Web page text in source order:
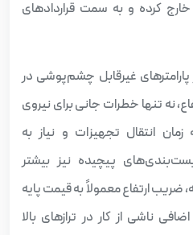
کرده و به سمت قراردادهای
غیرقابل چشم‌پوشی در
نه تنها خطرات جانی برای نیروی
انتقال تجهیزات و نیاز به
پیچیده نیز بیشتر
ارتفاع معمولاً به قیمت پایه
ناشی از کار در ترازهای بالا